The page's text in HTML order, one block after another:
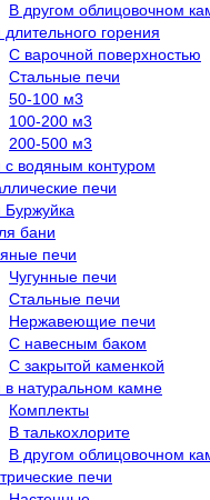
В другом облицовочном
горения
С варочной поверхностью
Стальные печи
50-100 м3
100-200 м3
200-500 м3
с водяным контуром
печи
Буржуйка
бани
печи
Чугунные печи
Стальные печи
Нержавеющие печи
С навесным баком
С закрытой каменкой
в натуральном камне
Комплекты
В талькохлорите
В другом облицовочном
печи